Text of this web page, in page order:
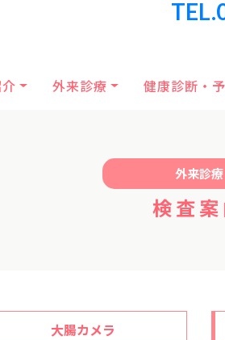
外来診療 健康診断・
外来診療
検査案
大腸カメラ